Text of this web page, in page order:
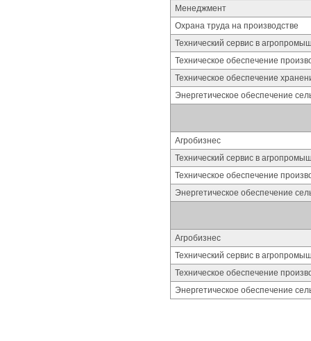
Менеджмент
Охрана труда на производстве
Технический сервис в
Техническое обеспечение
Техническое обеспечение
Энергетическое обеспечение
Агробизнес
Технический сервис в
Техническое обеспечение
Энергетическое обеспечение
Агробизнес
Технический сервис в
Техническое обеспечение
Энергетическое обеспечение